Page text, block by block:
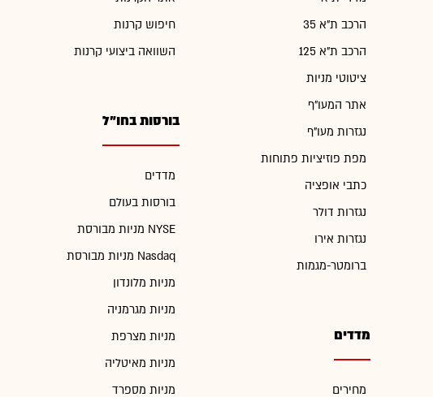
הרכב ת"א 35
הרכב ת"א 125
ציטוטי מניות
אתר המעו"ף
נגזרות מעו"ף
מפת פוזיציות פתוחות
כתבי אופציה
נגזרות דולר
נגזרות אירו
ברומטר-מגמות
מדדים
מחירים
חיפוש קרנות
השוואה ביצועי קרנות
בורסות בחו"ל
מדדים
בורסות בעולם
מניות מבורסת NYSE
מניות מבורסת Nasdaq
מניות מלונדון
מניות מגרמניה
מניות מצרפת
מניות מאיטליה
מניות מספרד